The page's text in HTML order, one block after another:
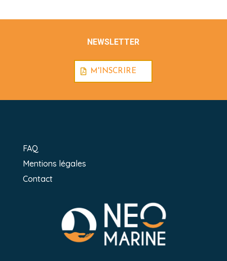
NEWSLETTER
M'INSCRIRE
FAQ
Mentions légales
Contact